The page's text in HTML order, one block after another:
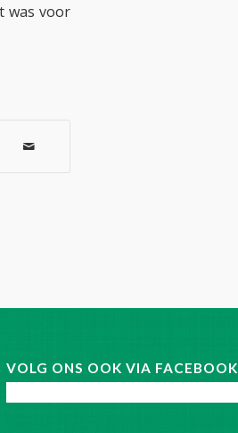
was voor
VOLG ONS OOK VIA FACEBOOK